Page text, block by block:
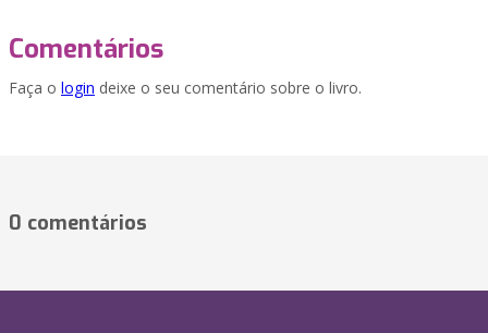
Comentários
Faça o login deixe o seu comentário sobre o livro.
0 comentários